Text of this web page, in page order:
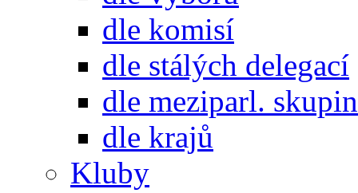
dle komisí
dle stálých delegací
dle meziparl. skupin
dle krajů
Kluby